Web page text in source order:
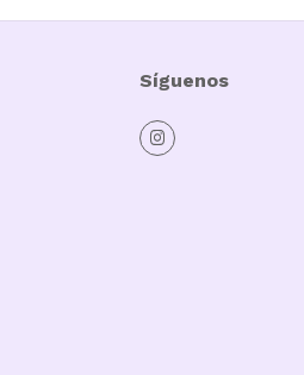
Síguenos